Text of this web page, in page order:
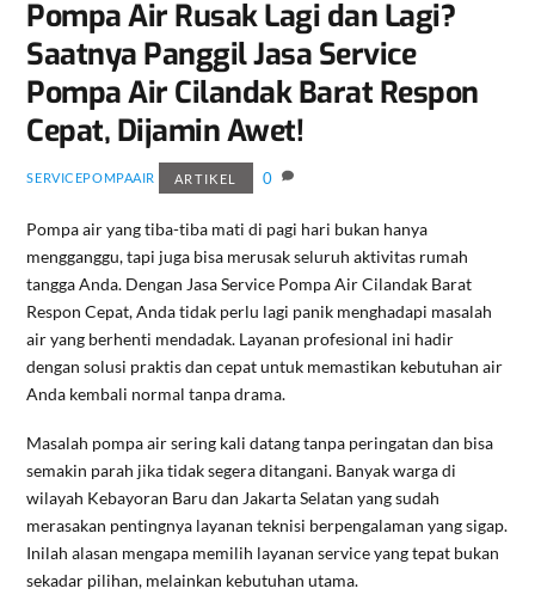
Pompa Air Rusak Lagi dan Lagi?
Saatnya Panggil Jasa Service
Pompa Air Cilandak Barat Respon
Cepat, Dijamin Awet!
SERVICEPOMPAAIR ARTIKEL 0
Pompa air yang tiba-tiba mati di pagi hari bukan hanya
mengganggu, tapi juga bisa merusak seluruh aktivitas rumah
tangga Anda. Dengan Jasa Service Pompa Air Cilandak Barat
Respon Cepat, Anda tidak perlu lagi panik menghadapi masalah
air yang berhenti mendadak. Layanan profesional ini hadir
dengan solusi praktis dan cepat untuk memastikan kebutuhan air
Anda kembali normal tanpa drama.
Masalah pompa air sering kali datang tanpa peringatan dan bisa
semakin parah jika tidak segera ditangani. Banyak warga di
wilayah Kebayoran Baru dan Jakarta Selatan yang sudah
merasakan pentingnya layanan teknisi berpengalaman yang sigap.
Inilah alasan mengapa memilih layanan service yang tepat bukan
sekadar pilihan, melainkan kebutuhan utama.